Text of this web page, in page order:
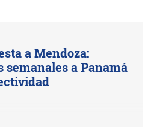
a Mendoza:
semanales a Panamá